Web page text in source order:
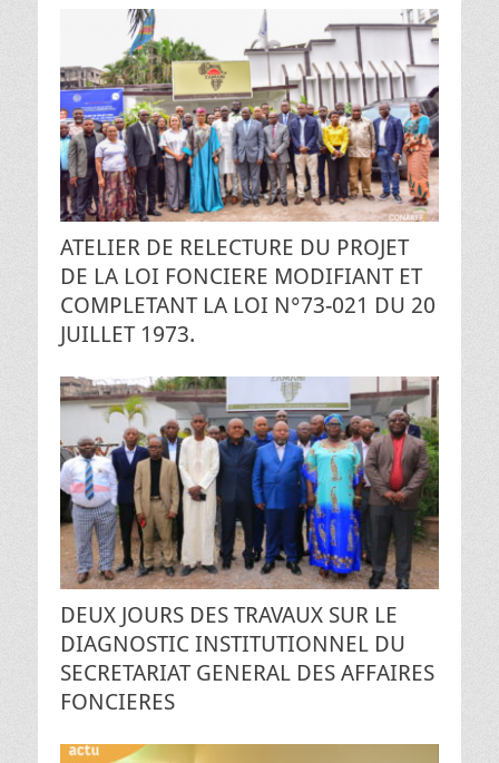
ATELIER DE RELECTURE DU PROJET
DE LA LOI FONCIERE MODIFIANT ET
COMPLETANT LA LOI N°73-021 DU 20
JUILLET 1973.
DEUX JOURS DES TRAVAUX SUR LE
DIAGNOSTIC INSTITUTIONNEL DU
SECRETARIAT GENERAL DES AFFAIRES
FONCIERES